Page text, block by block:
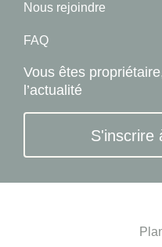
Nous rejoindre
FAQ
Vous êtes
l’actualité
S'inscrire